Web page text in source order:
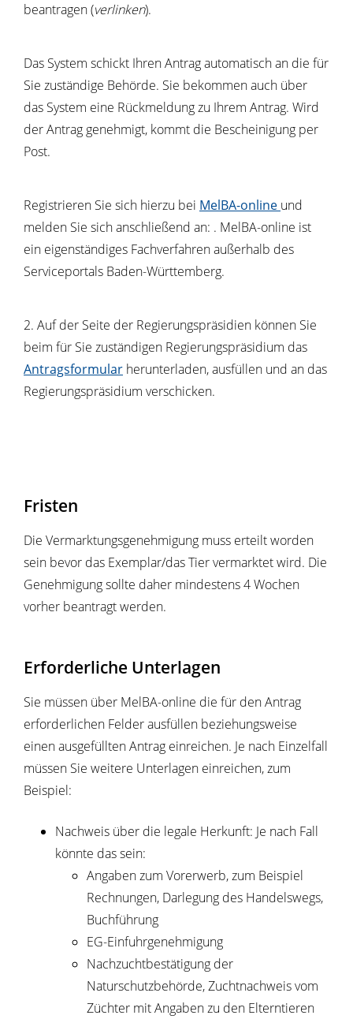
beantragen (verlinken).
Das System schickt Ihren Antrag automatisch an die für
Sie zuständige Behörde. Sie bekommen auch über
das System eine Rückmeldung zu Ihrem Antrag. Wird
der Antrag genehmigt, kommt die Bescheinigung per
Post.
Registrieren Sie sich hierzu bei MelBA-online und
melden Sie sich anschließend an: . MelBA-online ist
ein eigenständiges Fachverfahren außerhalb des
Serviceportals Baden-Württemberg.
2. Auf der Seite der Regierungspräsidien können Sie
beim für Sie zuständigen Regierungspräsidium das
Antragsformular herunterladen, ausfüllen und an das
Regierungspräsidium verschicken.
Fristen
Die Vermarktungsgenehmigung muss erteilt worden
sein bevor das Exemplar/das Tier vermarktet wird. Die
Genehmigung sollte daher mindestens 4 Wochen
vorher beantragt werden.
Erforderliche Unterlagen
Sie müssen über MelBA-online die für den Antrag
erforderlichen Felder ausfüllen beziehungsweise
einen ausgefüllten Antrag einreichen. Je nach Einzelfall
müssen Sie weitere Unterlagen einreichen, zum
Beispiel:
Nachweis über die legale Herkunft: Je nach Fall
könnte das sein:
Angaben zum Vorerwerb, zum Beispiel
Rechnungen, Darlegung des Handelswegs,
Buchführung
EG-Einfuhrgenehmigung
Nachzuchtbestätigung der
Naturschutzbehörde, Zuchtnachweis vom
Züchter mit Angaben zu den Elterntieren